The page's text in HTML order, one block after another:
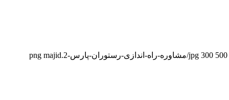
300 500
majid